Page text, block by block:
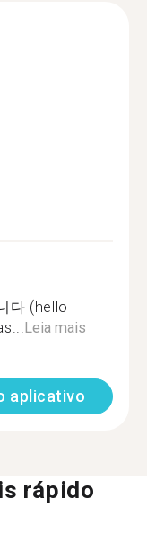
다 (hello
Leia mais
aplicativo
rápido